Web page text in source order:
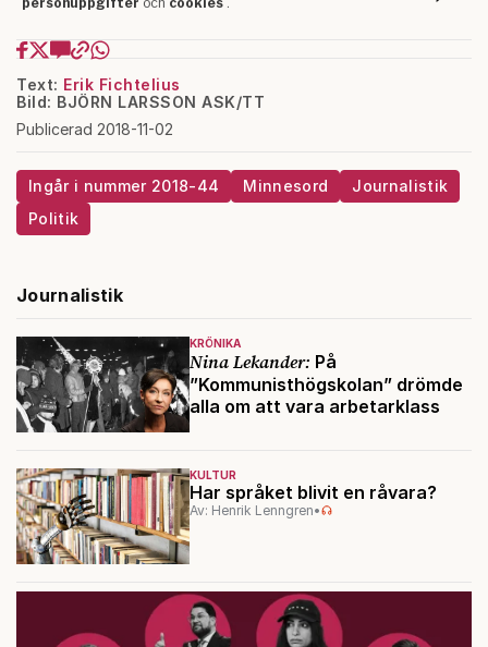
Text: Erik Fichtelius
Bild: BJÖRN LARSSON ASK/TT
Publicerad 2018-11-02
Ingår i nummer 2018-44 Minnesord
Journalistik
Politik
Journalistik
KRÖNIKA
Nina Lekander: På
”Kommunisthögskolan” drömde
alla om att vara arbetarklass
KULTUR
Har språket blivit en råvara?
Av: Henrik Lenngren•